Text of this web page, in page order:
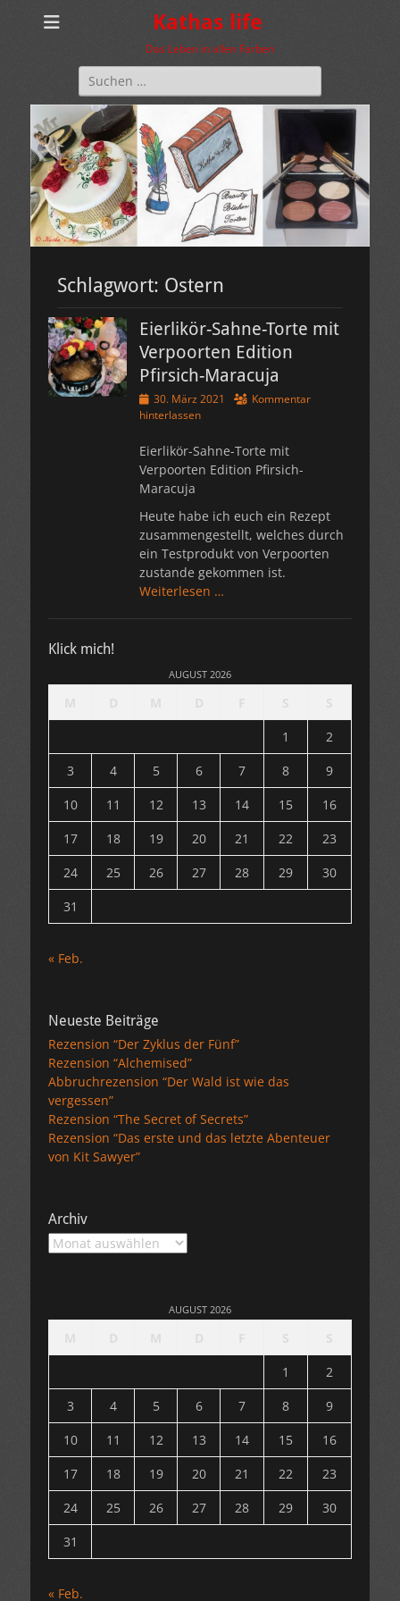
Kathas life
Das Leben in allen Farben
Suchen
nach:
Schlagwort: Ostern
Eierlikör-Sahne-Torte mit
Verpoorten Edition
Pfirsich-Maracuja
Veröffentlicht
am
30. März 2021
Kommentar
hinterlassen
Eierlikör-Sahne-Torte mit
Verpoorten Edition Pfirsich-
Maracuja
Heute habe ich euch ein Rezept
zusammengestellt, welches durch
ein Testprodukt von Verpoorten
zustande gekommen ist.
Weiterlesen …
Klick mich!
AUGUST 2026
1
2
3
4 5 6 7 8
9
10
11 12 13 14 15
16
17
18 19 20 21 22
23
24
25 26 27 28 29
30
31
« Feb.
Neueste Beiträge
Rezension “Der Zyklus der Fünf”
Rezension “Alchemised”
Abbruchrezension “Der Wald ist wie das
vergessen”
Rezension “The Secret of Secrets”
Rezension “Das erste und das letzte Abenteuer
von Kit Sawyer”
Archiv
Archiv
AUGUST 2026
1
2
3
4 5 6 7 8
9
10
11 12 13 14 15
16
17
18 19 20 21 22
23
24
25 26 27 28 29
30
31
« Feb.